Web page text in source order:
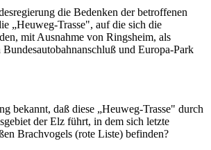
die Bedenken der betroffenen
„Heuweg-Trasse", auf die sich die
mit Ausnahme von Ringsheim, als
und Europa-Park
bekannt, daß diese „Heuweg-Trasse" durch
der Elz führt, in dem sich letzte
Brachvogels (rote Liste) befinden?